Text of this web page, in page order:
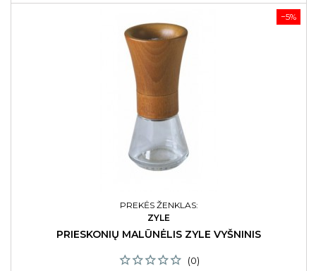
−5%
PREKĖS ŽENKLAS:
ZYLE
PRIESKONIŲ MALŪNĖLIS ZYLE VYŠNINIS
(0)